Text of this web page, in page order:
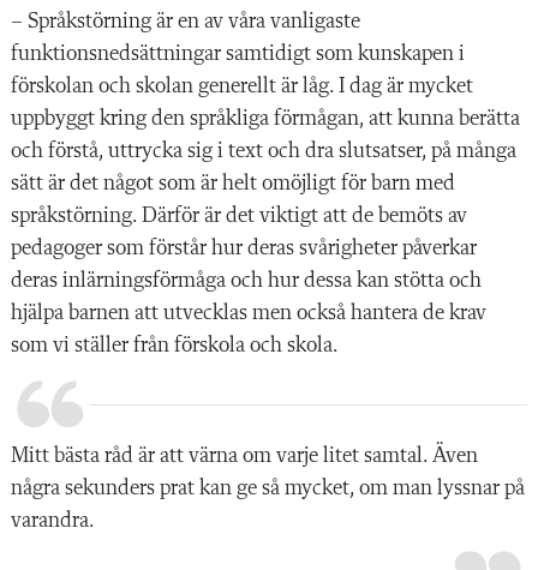
– Språkstörning är en av våra vanligaste
funktionsnedsättningar samtidigt som kunskapen i
förskolan och skolan generellt är låg. I dag är mycket
uppbyggt kring den språkliga förmågan, att kunna berätta
och förstå, uttrycka sig i text och dra slutsatser, på många
sätt är det något som är helt omöjligt för barn med
språkstörning. Därför är det viktigt att de bemöts av
pedagoger som förstår hur deras svårigheter påverkar
deras inlärningsförmåga och hur dessa kan stötta och
hjälpa barnen att utvecklas men också hantera de krav
som vi ställer från förskola och skola.
Mitt bästa råd är att värna om varje litet samtal. Även
några sekunders prat kan ge så mycket, om man lyssnar på
varandra.